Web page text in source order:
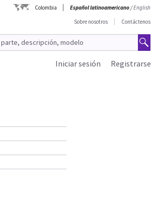
Colombia Español latinoamericano/English
Sobre nosotros
Contáctenos
Registrarse
Iniciar sesión